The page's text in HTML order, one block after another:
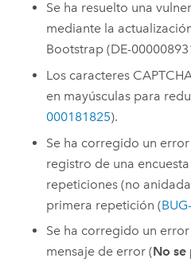
Se ha resuelto una
mediante la
Bootstrap (DE-
Los caracteres
en mayúsculas para
000181825).
Se ha corregido un
registro de una
repeticiones (no
primera repetición (
Se ha corregido un
mensaje de error (No se